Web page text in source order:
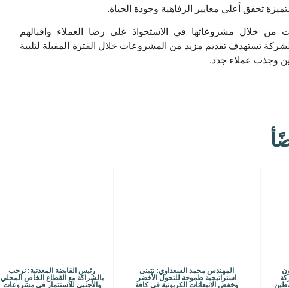
تحقق أعلى معايير الرفاهية وجودة الحياة.
من خلال مشروعاتها في الاستحواذ على رضا العملاء واقبالهم
الشركة تستهدف تقديم مزيد من المشروعات خلال الفترة المقبلة لتلبية
وجذب عملاء جدد.
المهندس محمد السعداوي: نتبنى
استراتيجية طموحة للتحول الأخضر
وخفض الانبعاثات الكربونية في كافة
رئيس القابضة المعدنية: نرحب
بالشراكة مع القطاع الخاص المحلي
والأجنبي للاستثمار في مشروعات